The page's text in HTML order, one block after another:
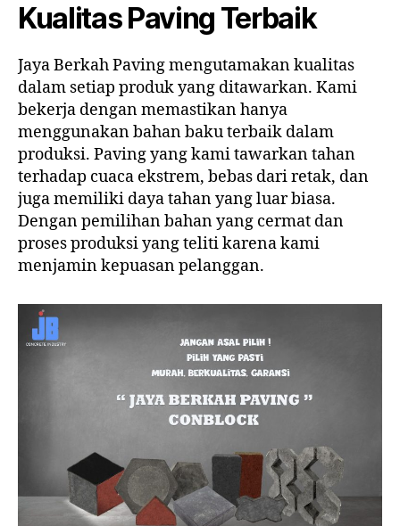
Kualitas Paving Terbaik
Jaya Berkah Paving mengutamakan kualitas
dalam setiap produk yang ditawarkan. Kami
bekerja dengan memastikan hanya
menggunakan bahan baku terbaik dalam
produksi. Paving yang kami tawarkan tahan
terhadap cuaca ekstrem, bebas dari retak, dan
juga memiliki daya tahan yang luar biasa.
Dengan pemilihan bahan yang cermat dan
proses produksi yang teliti karena kami
menjamin kepuasan pelanggan.